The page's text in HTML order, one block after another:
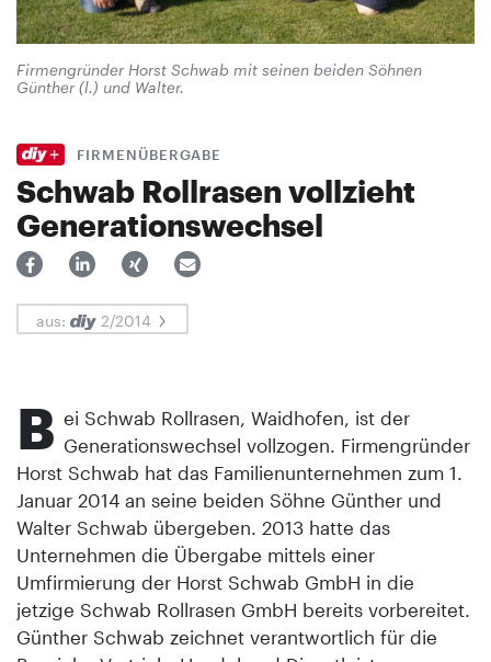
Firmengründer Horst Schwab mit seinen beiden Söhnen
Günther (l.) und Walter.
FIRMENÜBERGABE
Schwab Rollrasen vollzieht
Generationswechsel
aus: 2/2014
B ei Schwab Rollrasen, Waidhofen, ist der
Generationswechsel vollzogen. Firmengründer
Horst Schwab hat das Familienunternehmen zum 1.
Januar 2014 an seine beiden Söhne Günther und
Walter Schwab übergeben. 2013 hatte das
Unternehmen die Übergabe mittels einer
Umfirmierung der Horst Schwab GmbH in die
jetzige Schwab Rollrasen GmbH bereits vorbereitet.
Günther Schwab zeichnet verantwortlich für die